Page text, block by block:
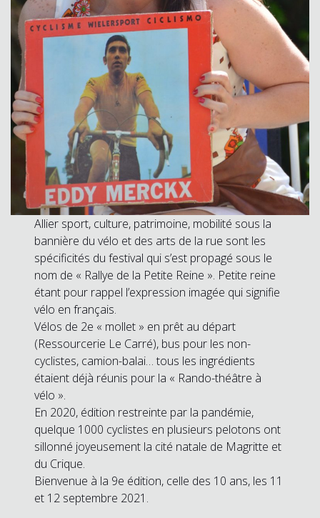
Allier sport, culture, patrimoine, mobilité sous la
bannière du vélo et des arts de la rue sont les
spécificités du festival qui s’est propagé sous le
nom de « Rallye de la Petite Reine ». Petite reine
étant pour rappel l’expression imagée qui signifie
vélo en français.
Vélos de 2e « mollet » en prêt au départ
(Ressourcerie Le Carré), bus pour les non-
cyclistes, camion-balai… tous les ingrédients
étaient déjà réunis pour la « Rando-théâtre à
vélo ».
En 2020, édition restreinte par la pandémie,
quelque 1000 cyclistes en plusieurs pelotons ont
sillonné joyeusement la cité natale de Magritte et
du Crique.
Bienvenue à la 9e édition, celle des 10 ans, les 11
et 12 septembre 2021.